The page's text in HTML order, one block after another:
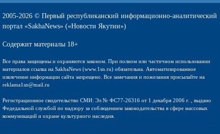
2005-2026 © Первый республиканский информационно-аналитический
портал «SakhaNews» («Новости Якутии»)
Содержит материалы 18+
Все права защищены и охраняются законом. При полном или частичном использовании
материалов ссылка на SakhaNews (www.1sn.ru) обязательна. Автоматизированное
извлечение информации сайта запрещено. Все замечания и пожелания присылайте на
reklama1sn@mail.ru
Регистрационное свидетельство СМИ: Эл № ФС77-26316 от 1 декабря 2006 г. , выдано
Федедальной службой по надзору за соблюдением законодательства в сфере массовых
коммуникаций и охране культурного наследия.